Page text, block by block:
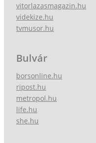
vitorlazasmagazin.hu
videkize.hu
tvmusor.hu
Bulvár
borsonline.hu
ripost.hu
metropol.hu
life.hu
she.hu